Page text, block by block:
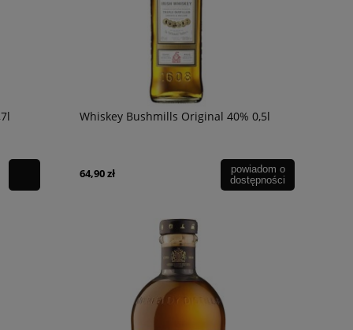
Whiskey Bushmills Original 40% 0,5l
64,90 zł
powiadom o
dostępności